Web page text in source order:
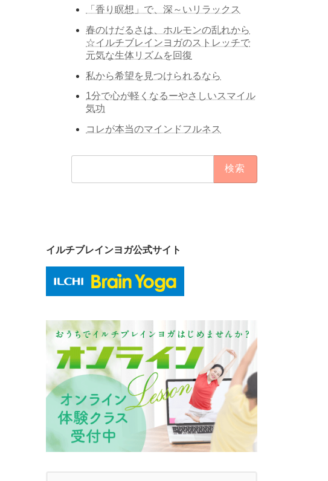
「香り瞑想」で、深～いリラックス
春のけだるさは、ホルモンの乱れから
☆イルチブレインヨガのストレッチで
元気な生体リズムを回復
私から希望を見つけられるなら
1分で心が軽くなるーやさしいスマイル
気功
コレが本当のマインドフルネス
イルチブレインヨガ公式サイト